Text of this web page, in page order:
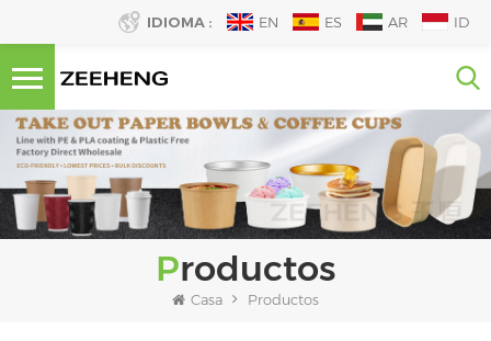
IDIOMA : EN ES AR ID
Productos
Casa Productos